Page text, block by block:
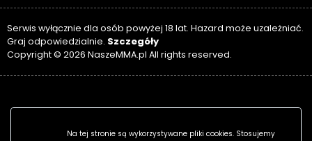
Serwis wyłącznie dla osób powyżej 18 lat. Hazard może uzależniać.
Graj odpowiedzialnie. Szczegóły
Copyright © 2026 NaszeMMA.pl All rights reserved.
Na tej stronie są wykorzystywane pliki cookies. Stosujemy